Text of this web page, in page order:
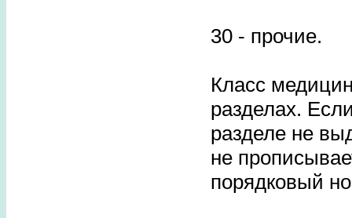
30 - прочие.
Класс
разделах.
разделе не
не
порядковый